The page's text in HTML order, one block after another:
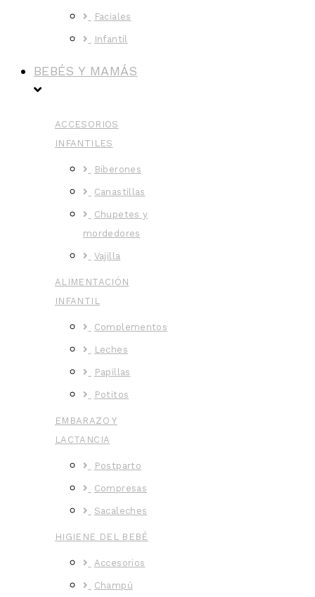
Faciales
Infantil
BEBÉS Y MAMÁS
ACCESORIOS
INFANTILES
Biberones
Canastillas
Chupetes y
mordedores
Vajilla
ALIMENTACIÓN
INFANTIL
Complementos
Leches
Papillas
Potitos
EMBARAZO Y
LACTANCIA
Postparto
Compresas
Sacaleches
HIGIENE DEL BEBÉ
Accesorios
Champú